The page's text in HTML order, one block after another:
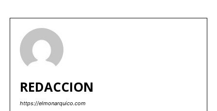
REDACCION
https://elmonarquico.com